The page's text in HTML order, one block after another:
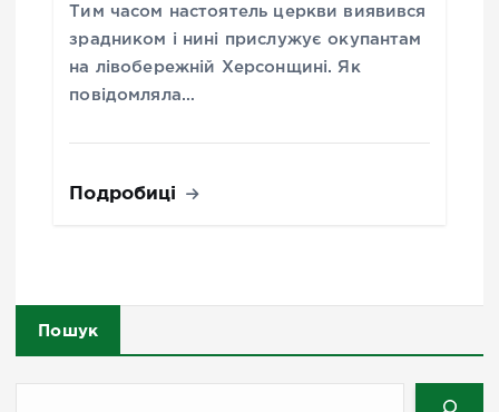
Тим часом настоятель церкви виявився
зрадником і нині прислужує окупантам
на лівобережній Херсонщині. Як
повідомляла…
Подробиці
Пошук